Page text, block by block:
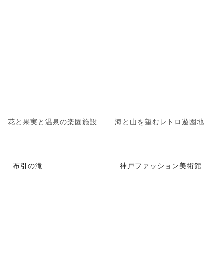
花と果実と温泉の楽園施設 海と山を望むレトロ遊園地
布引の滝 神戸ファッション美術館